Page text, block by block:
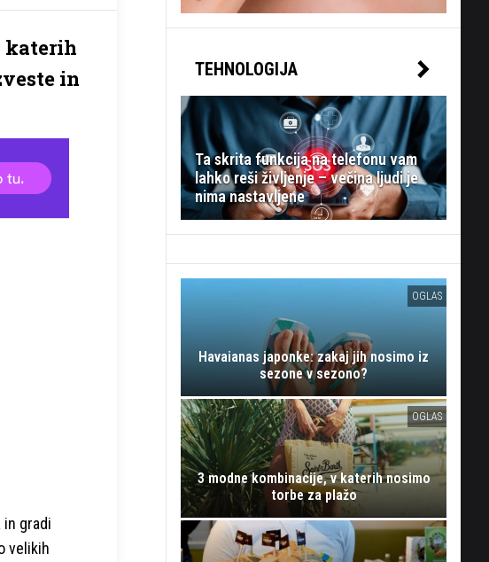
katerih
in
in gradi
velikih
TEHNOLOGIJA
Ta skrita funkcija na telefonu vam
lahko reši življenje – večina ljudi je
nima nastavljene
OGLAS
Havaianas japonke: zakaj jih nosimo iz
sezone v sezono?
OGLAS
3 modne kombinacije, v katerih nosimo
torbe za plažo